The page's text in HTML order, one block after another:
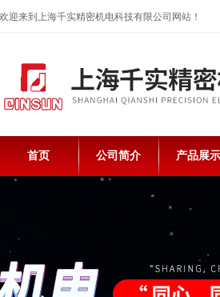
欢迎来到上海千实精密机电科技有限公司网站！
首页 公司简介 产品展示